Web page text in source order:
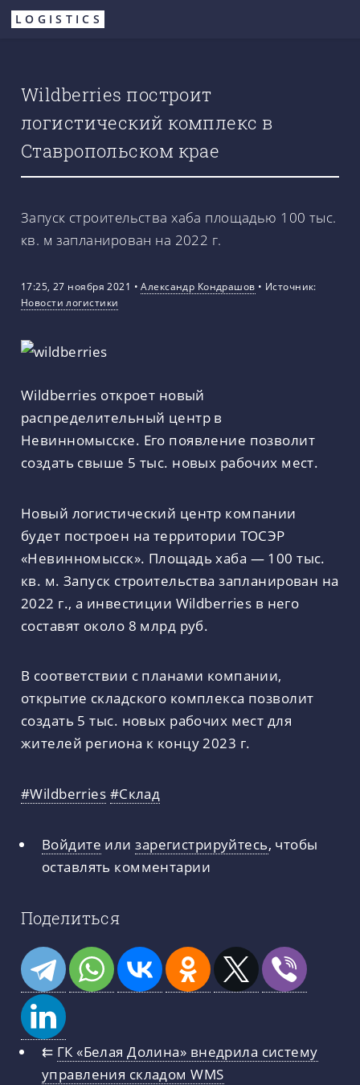
Перейти
LOGISTICS
Wildberries построит
логистический комплекс в
Ставропольском крае
Запуск строительства хаба площадью 100 тыс.
кв. м запланирован на 2022 г.
17:25, 27 ноября 2021 •Александр Кондрашов • Источник:
Новости логистики
Wildberries откроет новый
распределительный центр в
Невинномысске. Его появление позволит
создать свыше 5 тыс. новых рабочих мест.
Новый логистический центр компании
будет построен на территории ТОСЭР
«Невинномысск». Площадь хаба — 100 тыс.
кв. м. Запуск строительства запланирован на
2022 г., а инвестиции Wildberries в него
составят около 8 млрд руб.
В соответствии с планами компании,
открытие складского комплекса позволит
создать 5 тыс. новых рабочих мест для
жителей региона к концу 2023 г.
#Wildberries #Склад
Войдите илизарегистрируйтесь, чтобы
оставлять комментарии
Поделиться
⇇ ГК «Белая Долина» внедрила систему
управления складом WMS